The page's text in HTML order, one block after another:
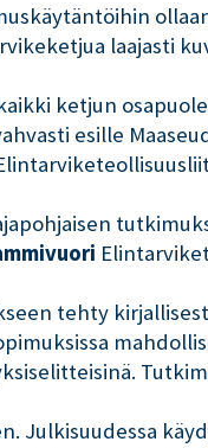
laajasti
ketjun
esille
tehty
Julkisuudessa